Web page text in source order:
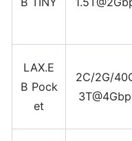
LAX.E
B Pock
et
2C/2G/